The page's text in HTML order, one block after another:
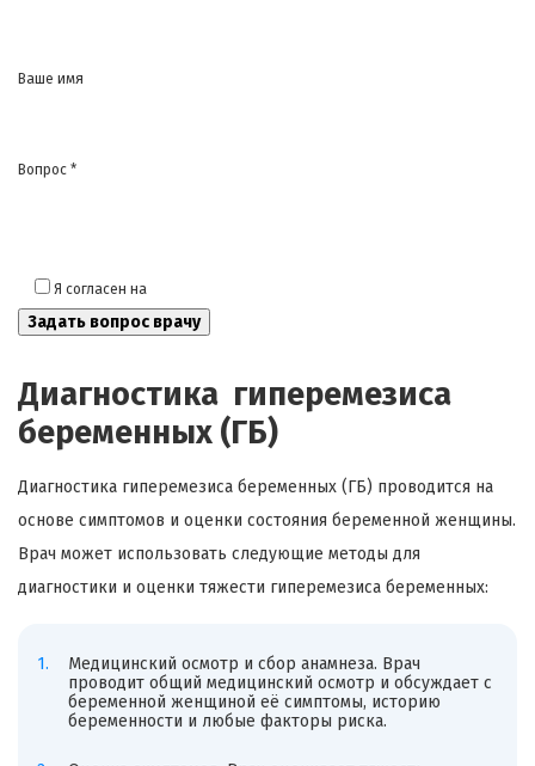
Ваше имя
Вопрос *
Я согласен на
Диагностика гиперемезиса
беременных (ГБ)
Диагностика гиперемезиса беременных (ГБ) проводится на
основе симптомов и оценки состояния беременной женщины.
Врач может использовать следующие методы для
диагностики и оценки тяжести гиперемезиса беременных:
Медицинский осмотр и сбор анамнеза. Врач
проводит общий медицинский осмотр и обсуждает с
беременной женщиной её симптомы, историю
беременности и любые факторы риска.